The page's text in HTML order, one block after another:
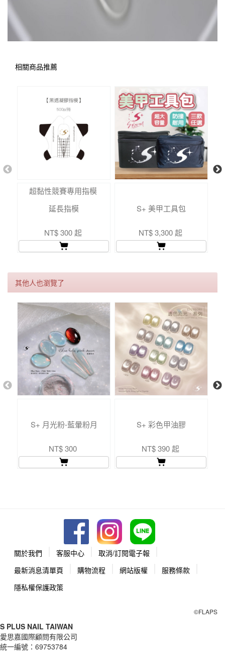
相關商品推薦
超黏性競賽專用指模
延長指模
NT$ 300 起
S+ 美甲工具包
NT$ 3,300 起
其他人也瀏覽了
S+ 月光粉-藍暈粉月
NT$ 300
S+ 彩色甲油膠
NT$ 390 起
關於我們 客服中心
取消/訂閱電子報
最新消息清單頁
購物流程 網站版權
服務條款
隱私權保護政策
©FLAPS
S PLUS NAIL TAIWAN
愛思嘉國際顧問有限公司
統一編號： 69753784